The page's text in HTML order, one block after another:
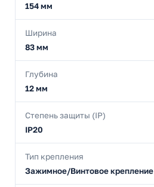
154 мм
Ширина
83 мм
Глубина
12 мм
Степень защиты (IP)
IP20
Тип крепления
Зажимное/Винтовое крепление